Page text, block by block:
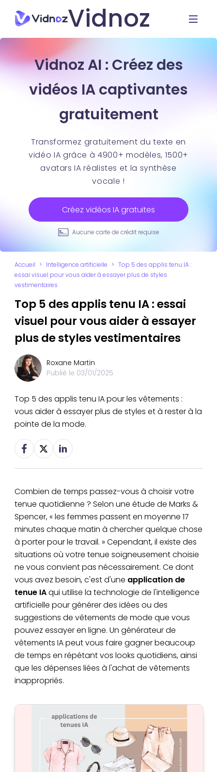
Vidnoz
Vidnoz AI : Créez des
vidéos IA captivantes
gratuitement
Transformez gratuitement du texte en
vidéo IA grâce à 4900+ modèles, 1500+
avatars IA réalistes et la synthèse
vocale !
Créez vidéos IA gratuites
Aucune carte de crédit requise
Accueil > Intelligence artificielle > Top 5 des applis tenu IA :
essai visuel pour vous aider à essayer plus de styles
vestimentaires
Top 5 des applis tenu IA : essai
visuel pour vous aider à essayer
plus de styles vestimentaires
Roxane Martin
Publié le 03/01/2025
Top 5 des applis tenu IA pour les vêtements :
vous aider à essayer plus de styles et à rester à la
pointe de la mode.
Combien de temps passez-vous à choisir votre
tenue quotidienne ? Selon une étude de Marks &
Spencer, « les femmes passent en moyenne 17
minutes chaque matin à chercher quelque chose
à porter pour le travail. » Cependant, il existe des
situations où votre tenue soigneusement choisie
ne vous convient pas nécessairement. Ce dont
vous avez besoin, c'est d'une application de
tenue IAqui utilise la technologie de l'intelligence
artificielle pour générer des idées ou des
suggestions de vêtements de mode que vous
pouvez essayer en ligne. Un générateur de
vêtements IA peut vous faire gagner beaucoup
de temps en répétant vos looks quotidiens, ainsi
que les dépenses liées à l'achat de vêtements
inappropriés.